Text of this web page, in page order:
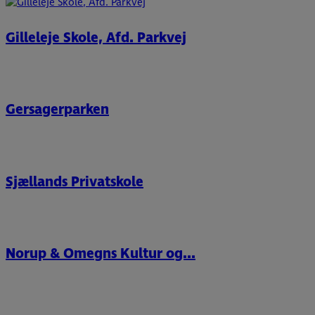
Gilleleje Skole, Afd. Parkvej
Gersagerparken
Sjællands Privatskole
Norup & Omegns Kultur og...